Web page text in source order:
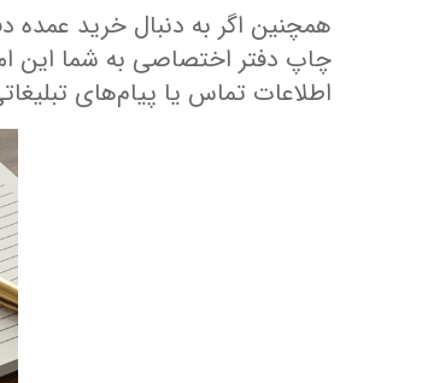
همچنین اگر به دنبال خرید عمده
چاپ دفتر اختصاصی به شما این
اطلاعات تماس یا پیام‌های